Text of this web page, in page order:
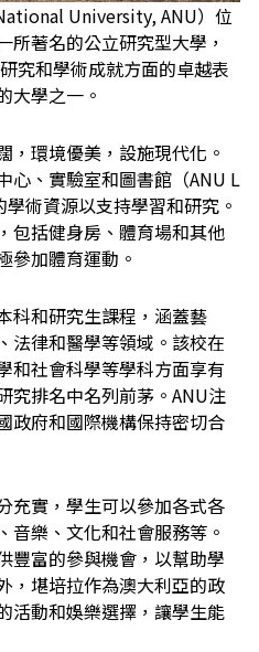
University, ANU）位
著名的公立研究型大學，
究和學術成就方面的卓越表
大學之一。
，環境優美，設施現代化。
心、實驗室和圖書館（ANU L
術資源以支持學習和研究。
包括健身房、體育場和其他
參加體育運動。
科和研究生課程，涵蓋藝
法律和醫學等領域。該校在
和社會科學等學科方面享有
究排名中名列前茅。ANU注
政府和國際機構保持密切合
充實，學生可以參加各式各
音樂、文化和社會服務等。
豐富的參與機會，以幫助學
，堪培拉作為澳大利亞的政
活動和娛樂選擇，讓學生能